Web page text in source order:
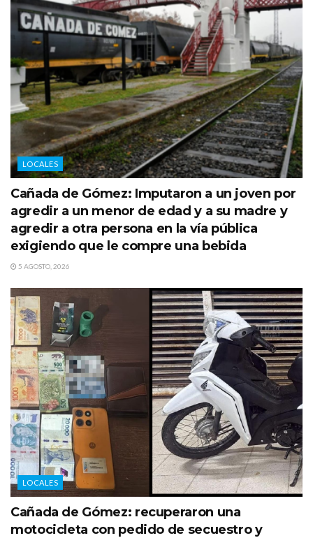
LOCALES
Cañada de Gómez: Imputaron a un joven por
agredir a un menor de edad y a su madre y
agredir a otra persona en la vía pública
exigiendo que le compre una bebida
5 AGOSTO, 2026
LOCALES
Cañada de Gómez: recuperaron una
motocicleta con pedido de secuestro y